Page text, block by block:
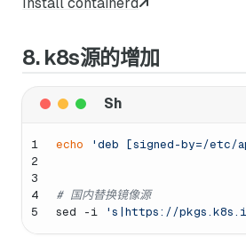
8. k8s源的增加
1
2
3
4
5
echo 'deb [signed-by=/
# 国内替换镜像源
sed -i
's|https://